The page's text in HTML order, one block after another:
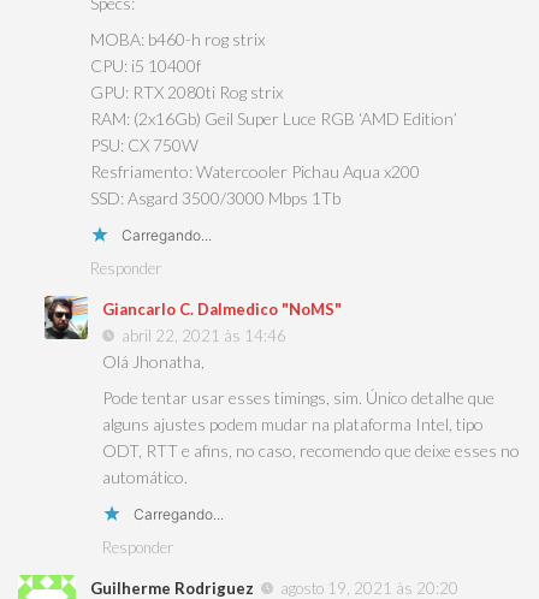
MOBA: b460-h rog strix
CPU: i5 10400f
GPU: RTX 2080ti Rog strix
RAM: (2x16Gb) Geil Super Luce RGB ‘AMD Edition’
PSU: CX 750W
Resfriamento: Watercooler Pichau Aqua x200
SSD: Asgard 3500/3000 Mbps 1Tb
Carregando...
Responder
Giancarlo C. Dalmedico "NoMS"
abril 22, 2021 às 14:46
Olá Jhonatha,
Pode tentar usar esses timings, sim. Único detalhe que
alguns ajustes podem mudar na plataforma Intel, tipo
ODT, RTT e afins, no caso, recomendo que deixe esses no
automático.
Carregando...
Responder
Guilherme Rodriguez agosto 19, 2021 às 20:20